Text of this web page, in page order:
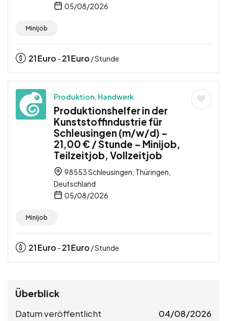
05/08/2026
Minijob
21Euro - 21Euro / Stunde
Produktion, Handwerk
Produktionshelfer in der
Kunststoffindustrie für
Schleusingen (m/w/d) –
21,00 € / Stunde – Minijob,
Teilzeitjob, Vollzeitjob
98553 Schleusingen, Thüringen,
Deutschland
05/08/2026
Minijob
21Euro - 21Euro / Stunde
Überblick
Datum veröffentlicht 04/08/2026